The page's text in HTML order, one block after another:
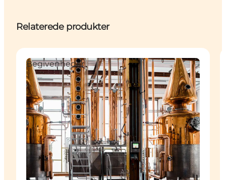
Relaterede produkter
Begivenheder